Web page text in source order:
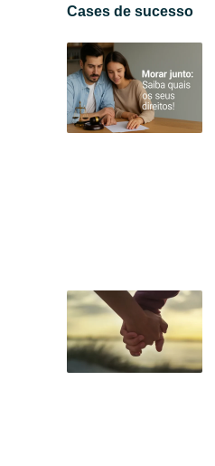
mais →
Cases de sucesso